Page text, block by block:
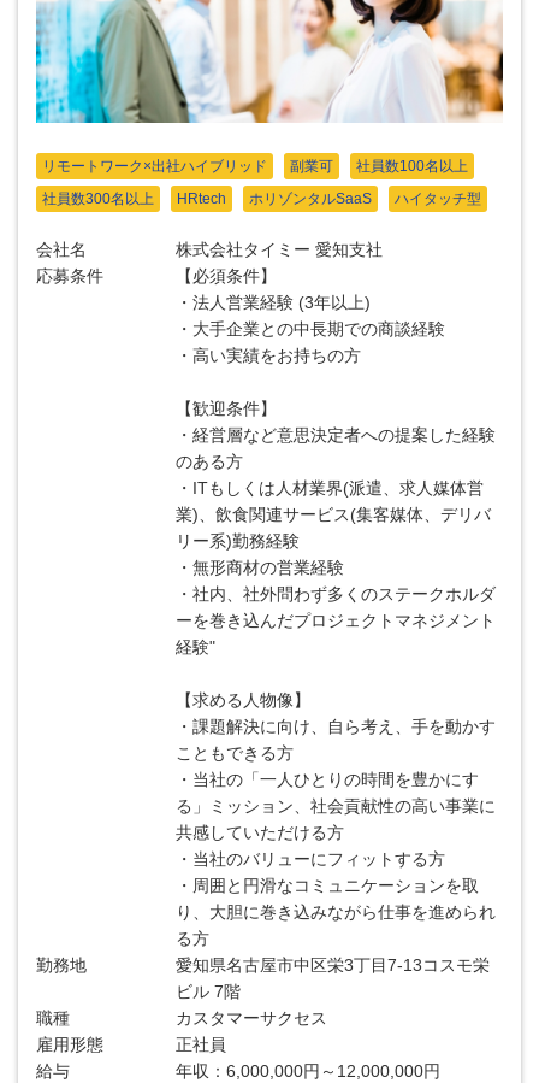
リモートワーク×出社ハイブリッド 副業可
社員数100名以上
社員数300名以上
HRtech ホリゾンタルSaaS ハイタッチ型
会社名
株式会社タイミー 愛知支社
応募条件
【必須条件】
・法人営業経験 (3年以上)
・大手企業との中長期での商談経験
・高い実績をお持ちの方
【歓迎条件】
・経営層など意思決定者への提案した経験
のある方
・ITもしくは人材業界(派遣、求人媒体営
業)、飲食関連サービス(集客媒体、デリバ
リー系)勤務経験
・無形商材の営業経験
・社内、社外問わず多くのステークホルダ
ーを巻き込んだプロジェクトマネジメント
経験"
【求める人物像】
・課題解決に向け、自ら考え、手を動かす
こともできる方
・当社の「一人ひとりの時間を豊かにす
る」ミッション、社会貢献性の高い事業に
共感していただける方
・当社のバリューにフィットする方
・周囲と円滑なコミュニケーションを取
り、大胆に巻き込みながら仕事を進められ
る方
勤務地
愛知県名古屋市中区栄3丁目7-13コスモ栄
ビル 7階
職種
カスタマーサクセス
雇用形態
正社員
給与
年収：6,000,000円～12,000,000円